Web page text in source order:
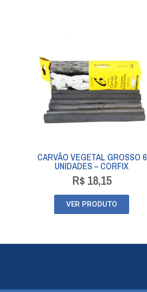
CARVÃO VEGETAL GROSSO 6
UNIDADES – CORFIX
R$ 18,15
VER PRODUTO